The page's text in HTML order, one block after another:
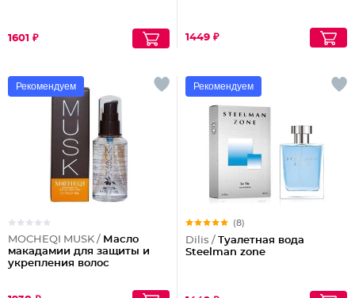
1601 ₽ 1449 ₽
Рекомендуем
MOCHEQI MUSK / Масло
макадамии для защиты и
укрепления волос
Рекомендуем
(8)
Dilis / Туалетная вода
Steelman zone